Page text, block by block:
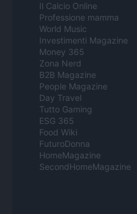
Il Calcio Online
Professione mamma
World Music
Investimenti Magazine
Money 365
Zona Nerd
B2B Magazine
People Magazine
Day Travel
Tutto Gaming
ESG 365
Food Wiki
FuturoDonna
HomeMagazine
SecondHomeMagazine